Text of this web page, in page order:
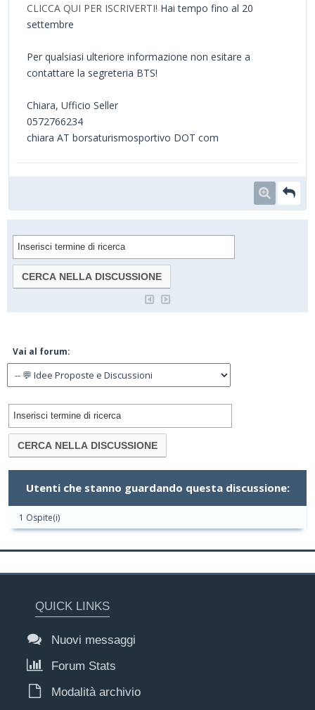
CLICCA QUI PER ISCRIVERTI! Hai tempo fino al 20
settembre
Per qualsiasi ulteriore informazione non esitare a
contattare la segreteria BTS!
Chiara, Ufficio Seller
0572766234
chiara AT borsaturismosportivo DOT com
Vai al forum:
Utenti che stanno guardando questa discussione:
1 Ospite(i)
QUICK LINKS
Nuovi messaggi
Forum Stats
Modalità archivio